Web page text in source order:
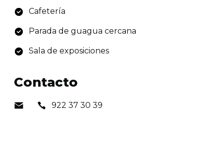
Cafetería
Parada de guagua cercana
Sala de exposiciones
Contacto
922 37 30 39